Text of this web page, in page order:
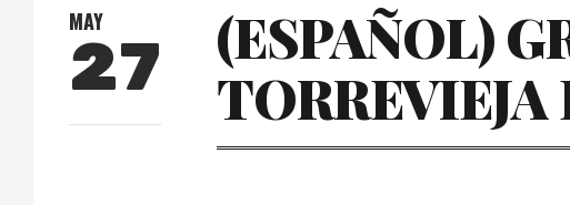
MAY
27
(ESPAÑOL)
TORREVIEJA